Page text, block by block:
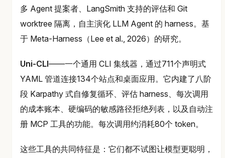
多 Agent 提案者、LangSmith 支持的评估和 Git
worktree 隔离，自主演化 LLM Agent 的 harness。基
于 Meta-Harness（Lee et al., 2026）的研究。
Uni-CLI——一个通用 CLI 集线器，通过711个声明式
YAML 管道连接134个站点和桌面应用。它内建了八阶
段 Karpathy 式自修复循环、评估 harness、每次调用
的成本账本、硬编码的敏感路径拒绝列表，以及自动注
册 MCP 工具的功能。每次调用约消耗80个 token。
这些工具的共同特征是：它们都不试图让模型更聪明，